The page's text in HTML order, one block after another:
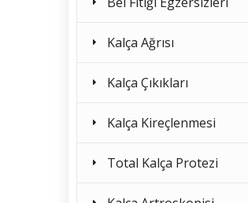
Kalça Ağrısı
Kalça Çıkıkları
Kalça Kireçlenmesi
Total Kalça Protezi